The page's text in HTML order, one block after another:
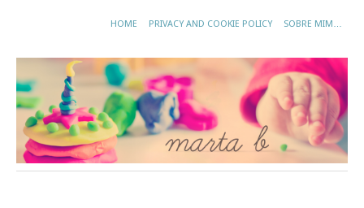
HOME PRIVACY AND COOKIE POLICY SOBRE MIM…